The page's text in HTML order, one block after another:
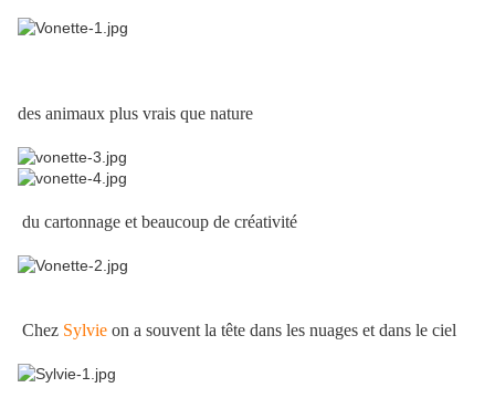
des animaux plus vrais que nature
du cartonnage et beaucoup de créativité
Chez Sylvie on a souvent la tête dans les nuages et dans le ciel